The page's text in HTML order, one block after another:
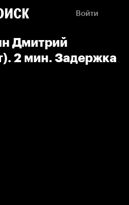
Войти
Дмитрий
2 мин. Задержка